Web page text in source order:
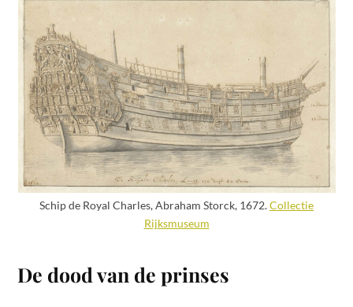
Schip de Royal Charles, Abraham Storck, 1672.Collectie
Rijksmuseum
De dood van de prinses